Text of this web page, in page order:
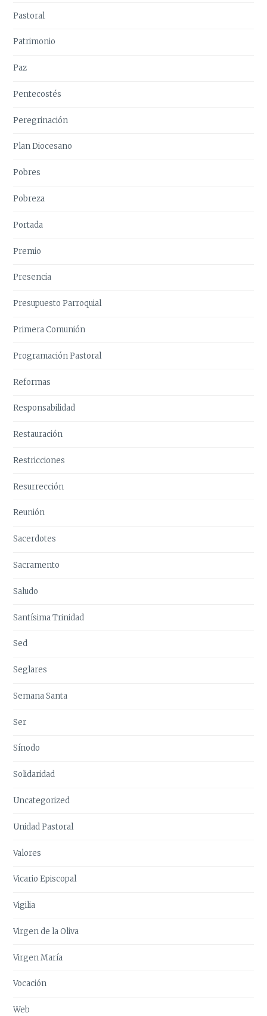
Pastoral
Patrimonio
Paz
Pentecostés
Peregrinación
Plan Diocesano
Pobres
Pobreza
Portada
Premio
Presencia
Presupuesto Parroquial
Primera Comunión
Programación Pastoral
Reformas
Responsabilidad
Restauración
Restricciones
Resurrección
Reunión
Sacerdotes
Sacramento
Saludo
Santísima Trinidad
Sed
Seglares
Semana Santa
Ser
Sínodo
Solidaridad
Uncategorized
Unidad Pastoral
Valores
Vicario Episcopal
Vigilia
Virgen de la Oliva
Virgen María
Vocación
Web